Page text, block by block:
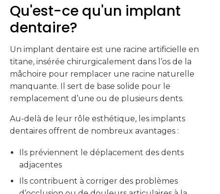
Qu'est-ce qu'un implant
dentaire?
Un implant dentaire est une racine artificielle en
titane, insérée chirurgicalement dans l’os de la
mâchoire pour remplacer une racine naturelle
manquante. Il sert de base solide pour le
remplacement d’une ou de plusieurs dents.
Au-delà de leur rôle esthétique, les implants
dentaires offrent de nombreux avantages :
Ils préviennent le déplacement des dents
adjacentes
Ils contribuent à corriger des problèmes